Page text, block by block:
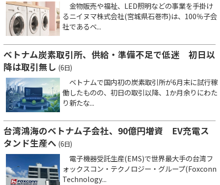
金物販売や福祉、LED照明などの事業を手掛け
るニイヌマ株式会社(宮城県石巻市)は、100％子会
社であるベ...
ベトナム炭素取引所、供給・準備不足で低迷 初日以
降は取引無し (6日)
ベトナムで国内初の炭素取引所が6月末に試行稼
働したものの、初日の取引以降、1か月余りにわた
り新たな...
台湾鴻海のベトナム子会社、90億円増資 EV充電ス
タンド生産へ (6日)
電子機器受託生産(EMS)で世界最大手の台湾フ
ォックスコン・テクノロジー・グループ(Foxconn
Technology...